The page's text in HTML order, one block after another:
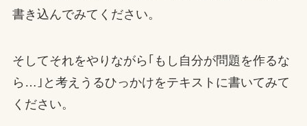
書き込んでみてください。
そしてそれをやりながら｢もし自分が問題を作るな
ら…｣と考えうるひっかけをテキストに書いてみて
ください。